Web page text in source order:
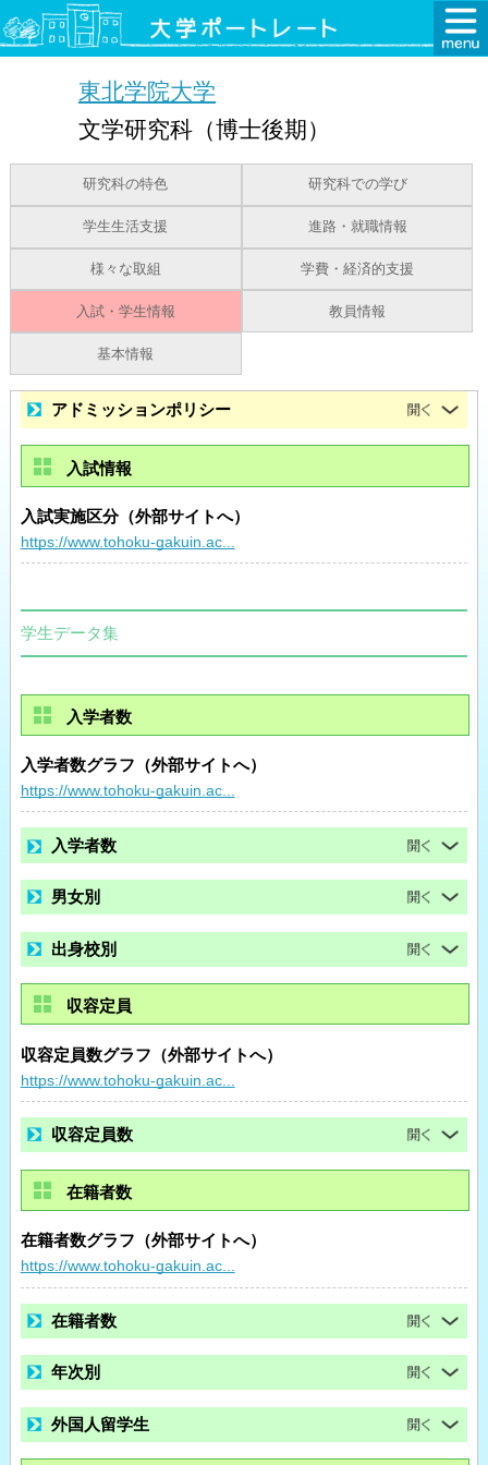
東北学院大学
文学研究科（博士後期）
研究科の特色 研究科での学び
学生生活支援 進路・就職情報
様々な取組 学費・経済的支援
入試・学生情報 教員情報
基本情報
アドミッションポリシー
入試情報
入試実施区分（外部サイトへ）
https://www.tohoku-gakuin.ac...
学生データ集
入学者数
入学者数グラフ（外部サイトへ）
https://www.tohoku-gakuin.ac...
入学者数
男女別
出身校別
収容定員
収容定員数グラフ（外部サイトへ）
https://www.tohoku-gakuin.ac...
収容定員数
在籍者数
在籍者数グラフ（外部サイトへ）
https://www.tohoku-gakuin.ac...
在籍者数
年次別
外国人留学生